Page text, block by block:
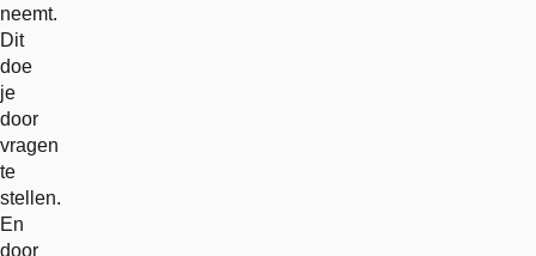
neemt.
Dit
doe
je
door
vragen
te
stellen.
En
door